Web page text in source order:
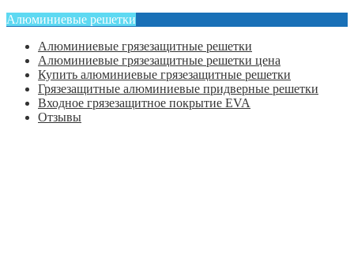
Алюминиевые решетки
Алюминиевые грязезащитные решетки
Алюминиевые грязезащитные решетки цена
Купить алюминиевые грязезащитные решетки
Грязезащитные алюминиевые придверные решетки
Входное грязезащитное покрытие EVA
Отзывы